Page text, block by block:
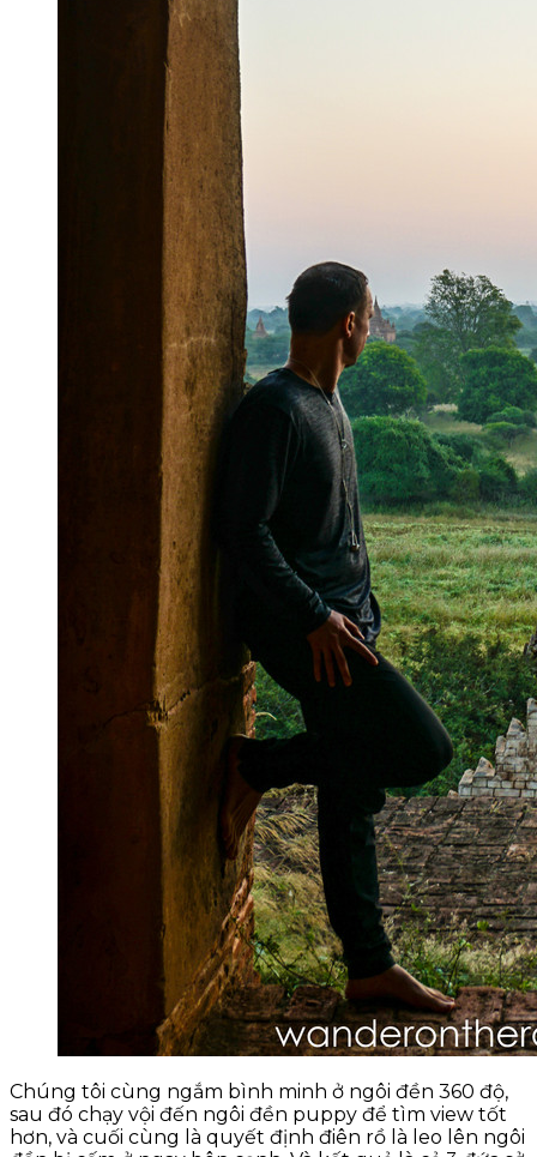
Chúng tôi cùng ngắm bình minh ở ngôi đền 360 độ,
sau đó chạy vội đến ngôi đền puppy để tìm view tốt
hơn, và cuối cùng là quyết định điên rồ là leo lên ngôi